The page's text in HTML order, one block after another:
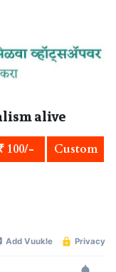
alive
100/- Custom